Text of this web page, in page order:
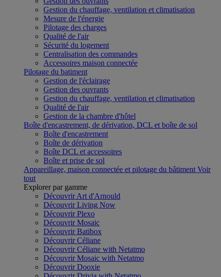
Gestion du chauffage, ventilation et climatisation
Mesure de l'énergie
Pilotage des charges
Qualité de l'air
Sécurité du logement
Centralisation des commandes
Accessoires maison connectée
Pilotage du batiment
Gestion de l'éclairage
Gestion des ouvrants
Gestion du chauffage, ventilation et climatisation
Qualité de l'air
Gestion de la chambre d'hôtel
Boîte d'encastrement, de dérivation, DCL et boîte de sol
Boîte d'encastrement
Boîte de dérivation
Boîte DCL et accessoires
Boîte et prise de sol
Appareillage, maison connectée et pilotage du bâtiment Voir
tout
Explorer par gamme
Découvrir Art d'Arnould
Découvrir Living Now
Découvrir Plexo
Découvrir Mosaic
Découvrir Batibox
Découvrir Céliane
Découvrir Céliane with Netatmo
Découvrir Mosaic with Netatmo
Découvrir Dooxie